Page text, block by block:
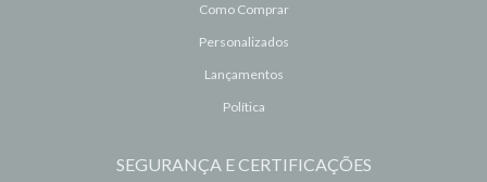
Como Comprar
Personalizados
Lançamentos
Política
SEGURANÇA E CERTIFICAÇÕES